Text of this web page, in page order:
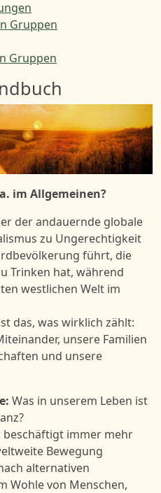
Gruppen
Gruppen
im Allgemeinen?
der andauernde globale
zu Ungerechtigkeit
führt, die
Trinken hat, während
westlichen Welt im
das, was wirklich zählt:
unsere Familien
und unsere
Was in unserem Leben ist
beschäftigt immer mehr
Bewegung
alternativen
Wohle von Menschen,